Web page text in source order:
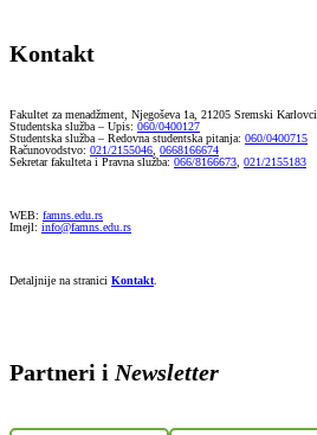
Kontakt
Fakultet za menadžment, Njegoševa 1a, 21205 Sremski Karlovci
Studentska služba – Upis: 060/0400127
Studentska služba – Redovna studentska pitanja: 060/0400715
Računovodstvo: 021/2155046 0668166674
Sekretar fakulteta i Pravna služba: 066/8166673 021/2155183
WEB: famns.edu.rs
Imejl: info@famns.edu.rs
Detaljnije na stranici Kontakt
Partneri i Newsletter